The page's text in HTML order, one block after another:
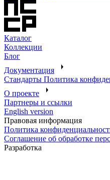
Каталог
Коллекции
Блог
Документация
Стандарты Политика
О проекте
Партнеры и ссылки
English version
Правовая информация
Политика
Соглашение об обработке
Разработка